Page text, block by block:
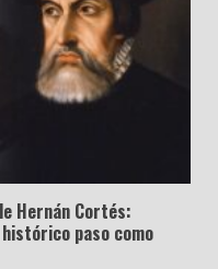
Hernán Cortés:
paso como